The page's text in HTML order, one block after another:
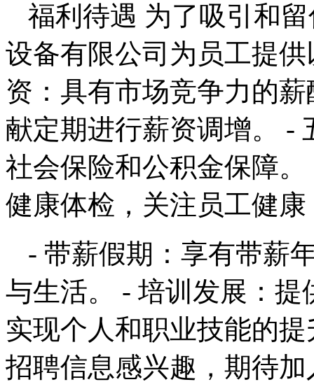
福利待遇 为了吸引和
设备有限公司为员工提
资：具有市场竞争力的
献定期进行薪资调增。 -
社会保险和公积金保障
健康体检，关注员工健康
- 带薪假期：享有带薪
与生活。 - 培训发展：
实现个人和职业技能的
招聘信息感兴趣，期待